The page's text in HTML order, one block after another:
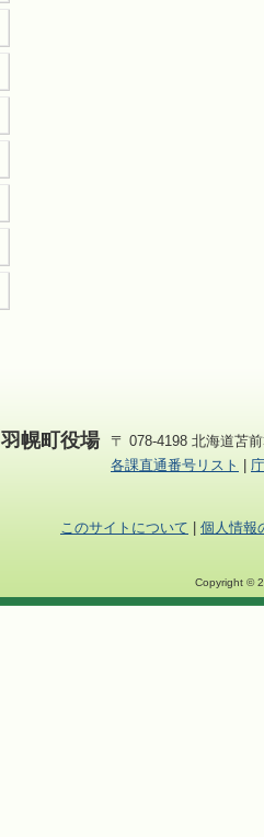
羽幌町役場
〒 078-4198 北海道苫
各課直通番号リスト
このサイトについて 個人情報
Copyright ©